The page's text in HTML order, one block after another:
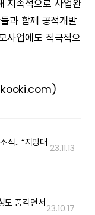
지속적으로 사업완
과 함께 공적개발
업에도 적극적으
식.. “지방대
23.11.13
도 풍각면서
23.10.17